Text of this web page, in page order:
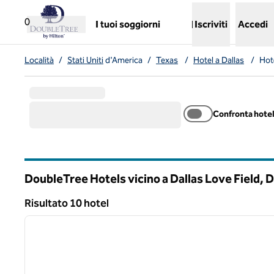
Vai al contenuto
0
I tuoi soggiorni Iscriviti Accedi
Località / Stati Unitid'America / Texas / Hotel a Dallas /
Confronta hotel
DoubleTree Hotels vicino a Dallas Love Field,
Risultato 10 hotel
Risultato 10 hotel
1 di 12